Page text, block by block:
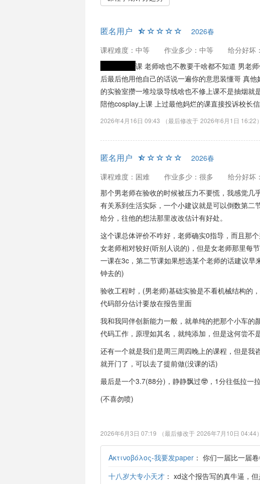
匿名用户
2026春
课程难度：中等
作业多少：中等 给分好坏
课 老师啥也不教要干啥都不知道 男老
后最后他用他自己的话说一遍你的意思装懂哥 真他
的实验室攒一堆垃圾导线啥也不修上课不是抽烟
陪他cosplay上课 上过最他妈烂的课直接投诉校长
2026年4月16日 09:43 （最后修改于 2026年6月1日 16:22）
匿名用户
2026春
课程难度：困难
作业多少：很多 给分好坏
那个男老师在验收的时候被压力不要慌，我感觉
有关系到生活实际，一个小建议就是可以倒数第
给分，往他的想法那里改改估计有好处。
这个课总体评价不咋好，老师确实0指导，而且那
女老师相对较好(听别人说的)，但是女老师那里每
一课在3c，第二节课如果想选某个老师的话建议
钟去的)
验收工程时，(男老师)基础实验是不看机械结构的
代码部分估计要放在报告里面
我和我同伴创新能力一般，就单纯的把那个小车
代码工作，原理如其名，就纯添加，但是这何尝不
还有一个就是我们是周三周四晚上的课程，但是
就开门了，可以去了提前做(没课的话)
最后是一个3.7(88分)，静静飘过🤓，1分往低拉一
(不喜勿喷)
2026年6月3日 07:19 （最后修改于 2026年7月10日 04:44）
Ακτινοβόλος-我要发paper： 你们一届比一届
十八岁大专小天才： xd这个报告写的真牛逼，